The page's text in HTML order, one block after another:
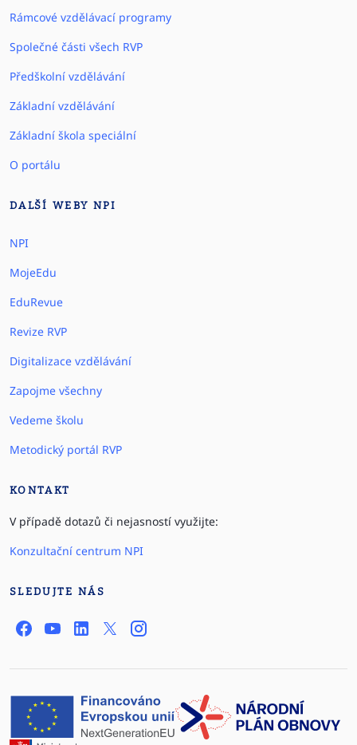
Rámcové vzdělávací programy
Společné části všech RVP
Předškolní vzdělávání
Základní vzdělávání
Základní škola speciální
O portálu
DALŠÍ WEBY NPI
NPI
MojeEdu
EduRevue
Revize RVP
Digitalizace vzdělávání
Zapojme všechny
Vedeme školu
Metodický portál RVP
KONTAKT
V případě dotazů či nejasností využijte:
Konzultační centrum NPI
SLEDUJTE NÁS